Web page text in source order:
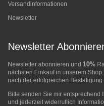
Versandinformationen
Newsletter
Newsletter
Newsletter abonnieren und 10%
nächsten Einkauf in unserem
nach der erfolgreichen
Bitte senden Sie mir entsprechend
und jederzeit widerruflich